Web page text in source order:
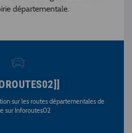
départementale.
sur les routes départementales de
sur Inforoutes02